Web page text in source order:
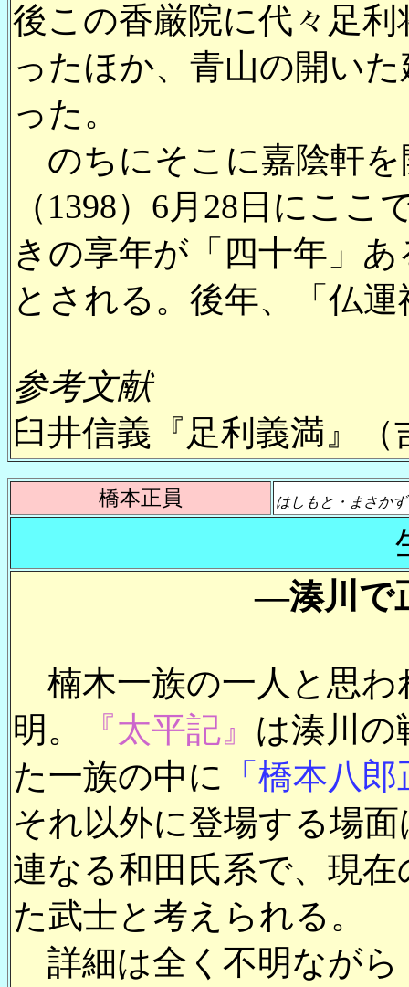
後この香厳院に代々足
ったほか、青山の開い
った。
のちにそこに嘉陰軒を
（1398）6月28日にこ
きの享年が「四十年」
とされる。後年、「仏
参考文献
臼井信義『足利義満』
橋本正員 はしもと・まさかず
―湊川で
楠木一族の一人と思わ
明。
『太平記』 は湊川の
た一族の中に 「橋本八
それ以外に登場する場
連なる和田氏系で、現
た武士と考えられる。
詳細は全く不明ながら